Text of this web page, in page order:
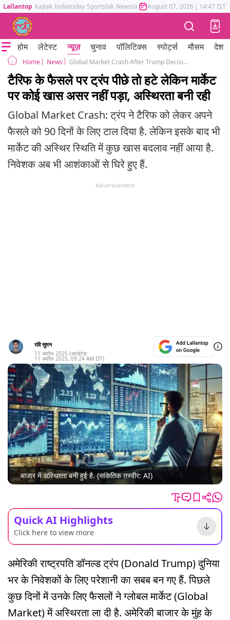
Lallantop Aajtak Indiatoday Sportstak Newstak Mumbai Tak Astrotak
August 07, 2026 | 14:47 IST
होम लेटेस्ट न्यूज़ चुनाव पॉलिटिक्स स्पोर्ट्स मौसम देश
Home News Global Market Crash After Trump Decision on Tariff Dow Jones S&P Nasdaq
टैरिफ के फैसले पर ट्रंप पीछे तो हटे लेकिन मार्केट
पर कोई खास असर नहीं पड़ा, अस्थिरता बनी रही
Global Market Crash: ट्रंप ने टैरिफ को लेकर अपने
फैसले को 90 दिनों के लिए टाल दिया है. लेकिन इसके बाद भी
मार्केट की अस्थिर स्थिति में कुछ खास बदलाव नहीं आया है.
निवेशक अब भी आशंकाओं से घिरे हुए हैं.
Advertisement
रवि सुमन
11 अप्रैल 2025 (अपडेटेड:
11 अप्रैल 2025, 09:24 AM IST)
बाजार में अस्थिरता बनी हुई है. (सांकेतिक तस्वीर: AI)
Quick AI Highlights
Click here to view more
अमेरिकी राष्ट्रपति डॉनल्ड ट्रंप (Donald Trump) दुनिया
भर के निवेशकों के लिए परेशानी का सबब बन गए हैं. पिछले
कुछ दिनों में उनके लिए फैसलों ने ग्लोबल मार्केट (Global
Market) में अस्थिरता ला दी है. अमेरिकी बाजार के मुंह के